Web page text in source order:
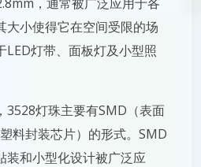
大小使得它在空间受限的场
LED灯带、面板灯及小型照
3528灯珠主要有SMD（表面
料封装芯片）的形式。SMD
装和小型化设计被广泛应